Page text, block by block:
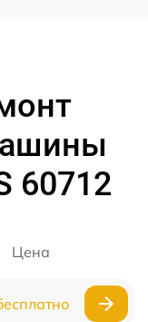
60712
Цена